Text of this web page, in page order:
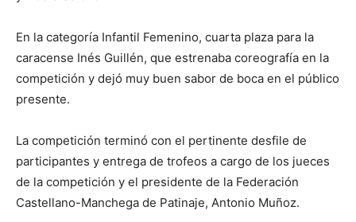
En la categoría Infantil Femenino, cuarta plaza para la
caracense Inés Guillén, que estrenaba coreografía en la
competición y dejó muy buen sabor de boca en el público
presente.
La competición terminó con el pertinente desfile de
participantes y entrega de trofeos a cargo de los jueces
de la competición y el presidente de la Federación
Castellano-Manchega de Patinaje, Antonio Muñoz.